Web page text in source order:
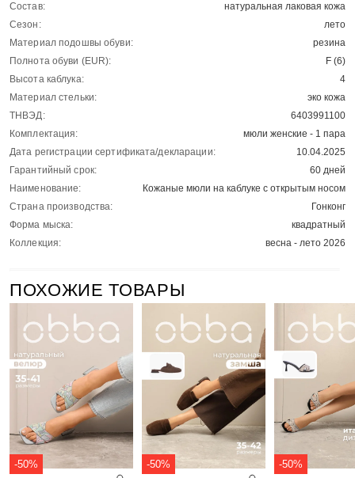
Состав:
натуральная лаковая кожа
Сезон:
лето
Материал подошвы обуви:
резина
Полнота обуви (EUR):
F (6)
Высота каблука:
4
Материал стельки:
эко кожа
ТНВЭД:
6403991100
Комплектация:
мюли женские - 1 пара
Дата регистрации сертификата/декларации:
10.04.2025
Гарантийный срок:
60 дней
Наименование:
Кожаные мюли на каблуке с открытым носом
Страна производства:
Гонконг
Форма мыска:
квадратный
Коллекция:
весна - лето 2026
ПОХОЖИЕ ТОВАРЫ
-50% -50% -50%